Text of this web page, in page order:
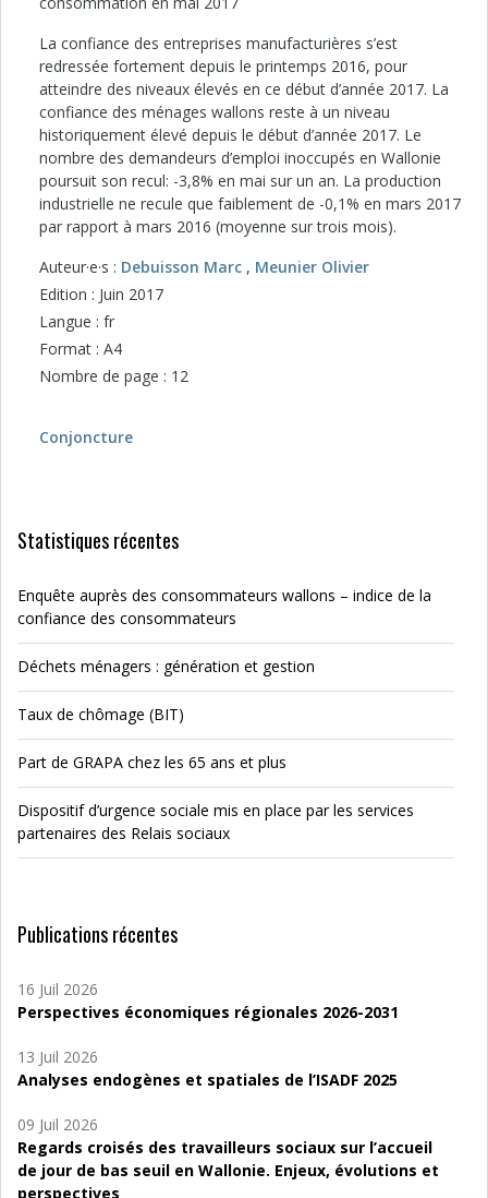
La confiance des entreprises manufacturières s’est
redressée fortement depuis le printemps 2016, pour
atteindre des niveaux élevés en ce début d’année 2017. La
confiance des ménages wallons reste à un niveau
historiquement élevé depuis le début d’année 2017. Le
nombre des demandeurs d’emploi inoccupés en Wallonie
poursuit son recul: -3,8% en mai sur un an. La production
industrielle ne recule que faiblement de -0,1% en mars 2017
par rapport à mars 2016 (moyenne sur trois mois).
Auteur·e·s : Debuisson Marc , Meunier Olivier
Edition : Juin 2017
Langue : fr
Format : A4
Nombre de page : 12
Conjoncture
Statistiques récentes
Enquête auprès des consommateurs wallons – indice de la
confiance des consommateurs
Déchets ménagers : génération et gestion
Taux de chômage (BIT)
Part de GRAPA chez les 65 ans et plus
Dispositif d’urgence sociale mis en place par les services
partenaires des Relais sociaux
Publications récentes
16 Juil 2026
Perspectives économiques régionales 2026-2031
13 Juil 2026
Analyses endogènes et spatiales de l’ISADF 2025
09 Juil 2026
Regards croisés des travailleurs sociaux sur l’accueil
de jour de bas seuil en Wallonie. Enjeux, évolutions et
perspectives